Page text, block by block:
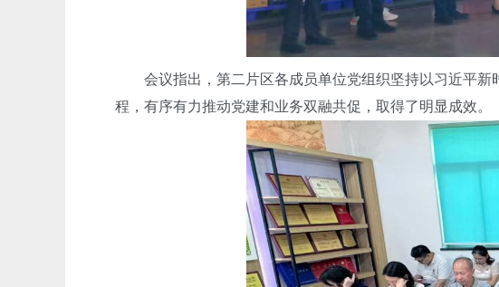
会议指出，第二片区各成员单位党组织坚持以习近平新
程，有序有力推动党建和业务双融共促，取得了明显成效。